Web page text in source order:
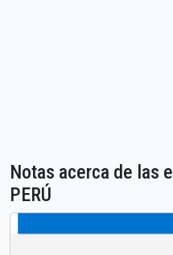
Notas acerca de las
PERÚ